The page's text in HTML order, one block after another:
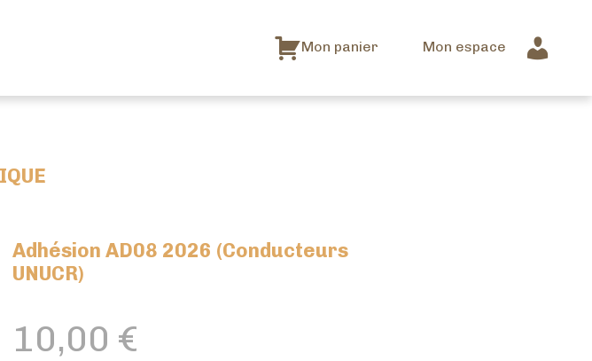
Mon panier Mon espace
Adhésion AD08 2026 (Conducteurs
UNUCR)
10,00 €